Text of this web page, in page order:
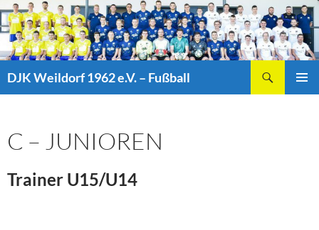
Zum
Inhalt
springen
DJK Weildorf 1962 e.V. – Fußball
C – JUNIOREN
Trainer U15/U14